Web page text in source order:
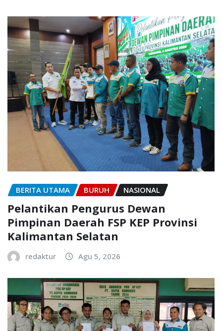
BERITA UTAMA BURUH NASIONAL
Pelantikan Pengurus Dewan
Pimpinan Daerah FSP KEP Provinsi
Kalimantan Selatan
redaktur Agu 5, 2026